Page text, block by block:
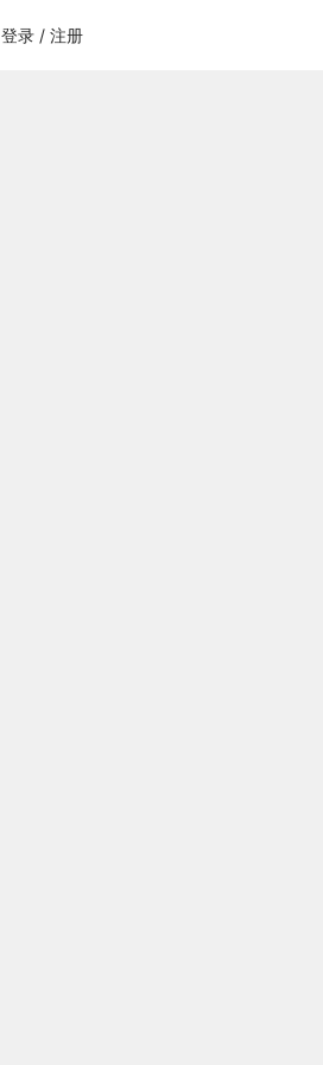
登录 / 注册